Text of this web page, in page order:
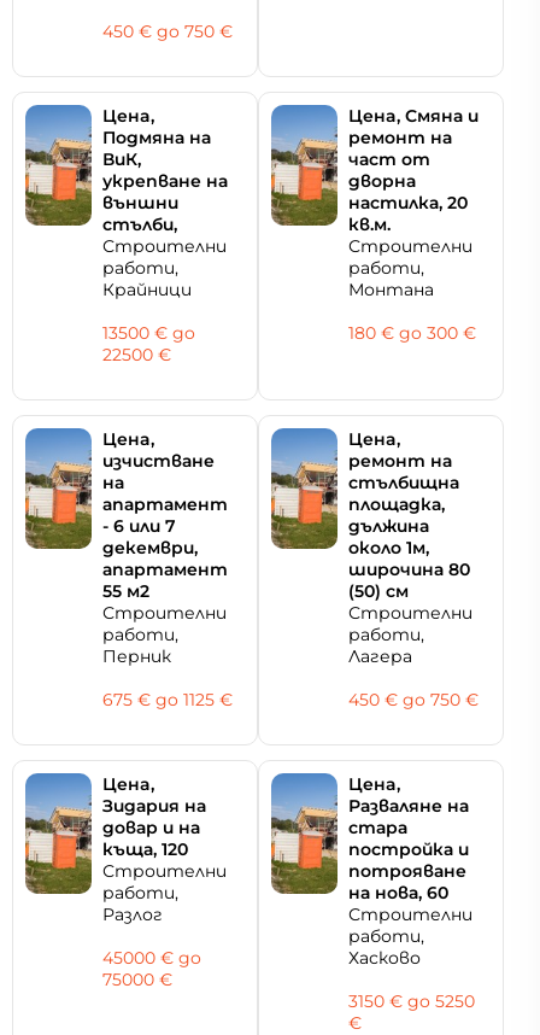
450 € дo 750 €
Цeнa,
Подмяна на
ВиК,
укрепване на
външни
стълби,
Строителни
работи,
Крайници
13500 € дo
22500 €
Цeнa, Смяна и
ремонт на
част от
дворна
настилка, 20
кв.м.
Строителни
работи,
Монтана
180 € дo 300 €
Цeнa,
изчистване
на
апартамент
- 6 или 7
декември,
апартамент
55 м2
Строителни
работи,
Перник
675 € дo 1125 €
Цeнa,
ремонт на
стълбищна
площадка,
дължина
около 1м,
широчина 80
(50) см
Строителни
работи,
Лагера
450 € дo 750 €
Цeнa,
Зидария на
довар и на
къща, 120
Строителни
работи,
Разлог
45000 € дo
75000 €
Цeнa,
Разваляне на
стара
постройка и
потрояване
на нова, 60
Строителни
работи,
Хасково
3150 € дo 5250
€